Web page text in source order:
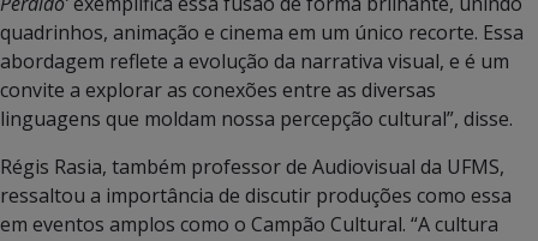
quadrinhos, animação e cinema em um único recorte. Essa
abordagem reflete a evolução da narrativa visual, e é um
convite a explorar as conexões entre as diversas
linguagens que moldam nossa percepção cultural”, disse.
Régis Rasia, também professor de Audiovisual da UFMS,
ressaltou a importância de discutir produções como essa
em eventos amplos como o Campão Cultural. “A cultura